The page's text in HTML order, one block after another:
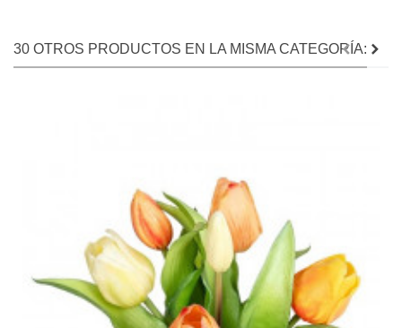
30 OTROS PRODUCTOS EN LA MISMA CATEGORÍA: